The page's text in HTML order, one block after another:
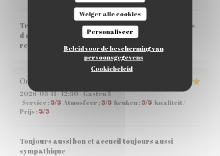
Weiger alle cookies
Personaliseer
Beleid voor de bescherming van
persoonsgegevens
Cookiebeleid
Très bonne crêperie agréable très bon service pas
d attente entre les plats très bon accueil je
recommande vivement
Odile
2026-05-11- 12:30 - Gasten 3
Service : 5/5 Atmosfeer: 5/5 Keuken: 5/5 Kwaliteit /
Prijs :5/5
Toujours aussi bon et accueil toujours aussi
sympathique